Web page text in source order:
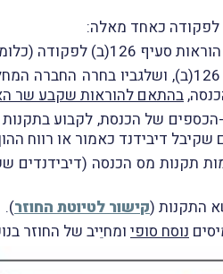
בני-אדם תושב-חוץ);
דיבידנד שלא נכלל בהכנסת מקבל הדיבידנד בשל
בהתאם להוראות שקבע שר
ועדת-הכספים של הכנסת, לקבוע
התקנות (קישור לטיוטת החוזר).
נוסח סופי ומחיֵיב של החוזר